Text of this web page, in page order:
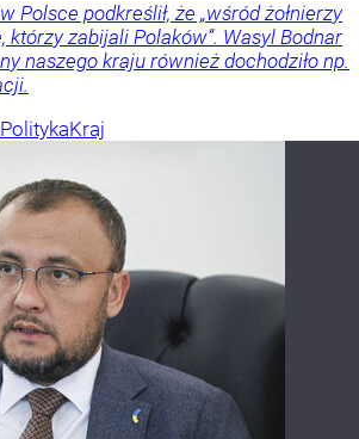
Polsce podkreślił, że „wśród żołnierzy
którzy zabijali Polaków”. Wasyl Bodnar
naszego kraju również dochodziło np.
PolitykaKraj